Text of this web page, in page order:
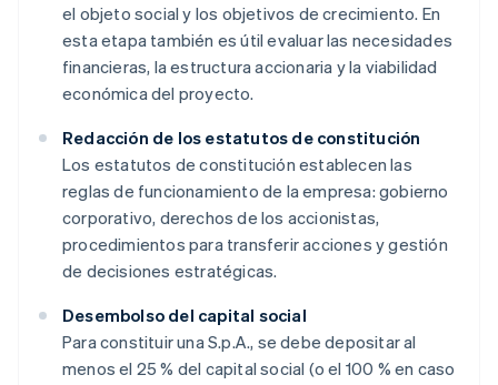
el objeto social y los objetivos de crecimiento. En
esta etapa también es útil evaluar las necesidades
financieras, la estructura accionaria y la viabilidad
económica del proyecto.
Redacción de los estatutos de constitución
Los estatutos de constitución establecen las
reglas de funcionamiento de la empresa: gobierno
corporativo, derechos de los accionistas,
procedimientos para transferir acciones y gestión
de decisiones estratégicas.
Desembolso del capital social
Para constituir una S.p.A., se debe depositar al
menos el 25 % del capital social (o el 100 % en caso